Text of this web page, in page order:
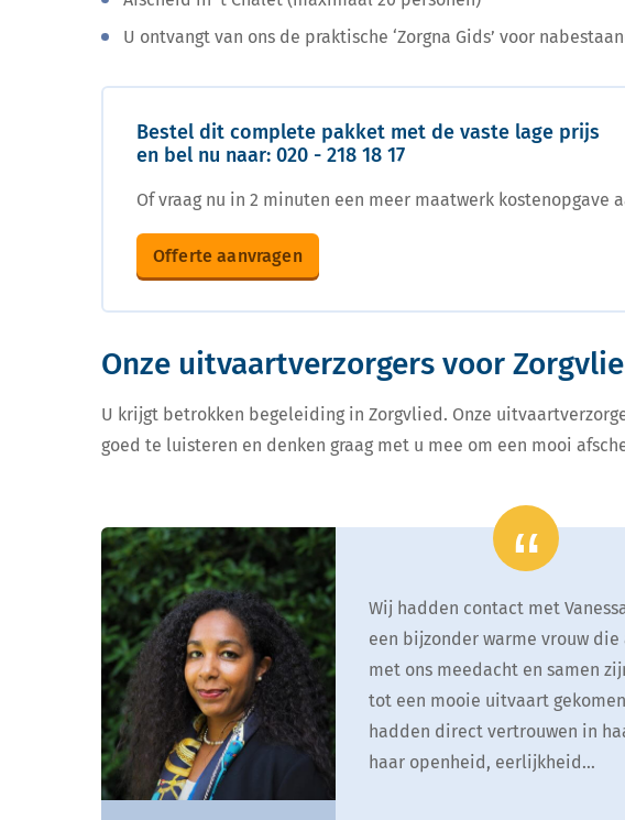
U ontvangt van ons de praktische ‘Zorgna Gids’ voor
Bestel dit complete pakket met de vaste lage prijs
en bel nu naar: 020 - 218 18 17
Of vraag nu in 2 minuten een meer maatwerk kostenopgave
Offerte aanvragen
Onze uitvaartverzorgers voor
U krijgt betrokken begeleiding in Zorgvlied. Onze
goed te luisteren en denken graag met u mee om een mooi
Wij hadden contact met
een bijzonder warme vrouw
met ons meedacht en samen
tot een mooie uitvaart
hadden direct vertrouwen in
haar openheid, eerlijkheid…